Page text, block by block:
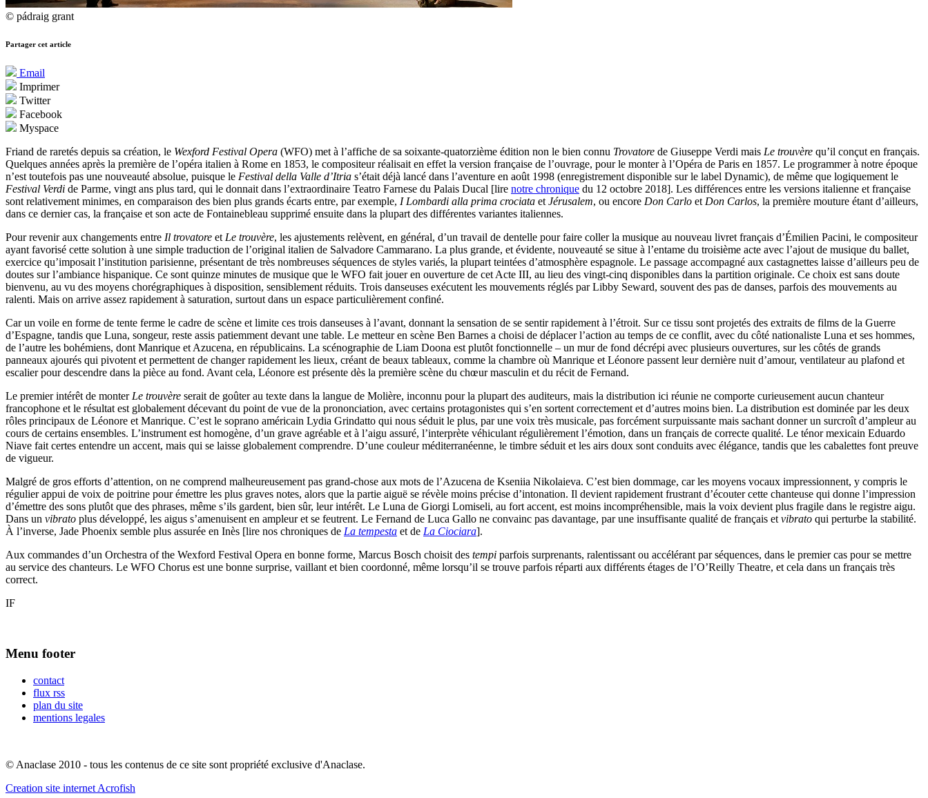
© pádraig grant
Partager cet article
Email
Imprimer
Twitter
Facebook
Myspace
Friand de raretés depuis sa création, le Wexford Festival Opera (WFO) met à l’affiche de sa soixante-quatorzième édition non le bien connu Trovatore de Giuseppe Verdi mais Le trouvère qu’il conçut en français.
Quelques années après la première de l’opéra italien à Rome en 1853, le compositeur réalisait en effet la version française de l’ouvrage, pour le monter à l’Opéra de Paris en 1857. Le programmer à notre époque
n’est toutefois pas une nouveauté absolue, puisque le Festival della Valle d’Itria s’était déjà lancé dans l’aventure en août 1998 (enregistrement disponible sur le label Dynamic), de même que logiquement le
Festival Verdi de Parme, vingt ans plus tard, qui le donnait dans l’extraordinaire Teatro Farnese du Palais Ducal [lire notre chronique du 12 octobre 2018]. Les différences entre les versions italienne et française
sont relativement minimes, en comparaison des bien plus grands écarts entre, par exemple, I Lombardi alla prima crociata et Jérusalem, ou encore Don Carlo et Don Carlos, la première mouture étant d’ailleurs,
dans ce dernier cas, la française et son acte de Fontainebleau supprimé ensuite dans la plupart des différentes variantes italiennes.
Pour revenir aux changements entre Il trovatore et Le trouvère, les ajustements relèvent, en général, d’un travail de dentelle pour faire coller la musique au nouveau livret français d’Émilien Pacini, le compositeur
ayant favorisé cette solution à une simple traduction de l’original italien de Salvadore Cammarano. La plus grande, et évidente, nouveauté se situe à l’entame du troisième acte avec l’ajout de musique du ballet,
exercice qu’imposait l’institution parisienne, présentant de très nombreuses séquences de styles variés, la plupart teintées d’atmosphère espagnole. Le passage accompagné aux castagnettes laisse d’ailleurs peu de
doutes sur l’ambiance hispanique. Ce sont quinze minutes de musique que le WFO fait jouer en ouverture de cet Acte III, au lieu des vingt-cinq disponibles dans la partition originale. Ce choix est sans doute
bienvenu, au vu des moyens chorégraphiques à disposition, sensiblement réduits. Trois danseuses exécutent les mouvements réglés par Libby Seward, souvent des pas de danses, parfois des mouvements au
ralenti. Mais on arrive assez rapidement à saturation, surtout dans un espace particulièrement confiné.
Car un voile en forme de tente ferme le cadre de scène et limite ces trois danseuses à l’avant, donnant la sensation de se sentir rapidement à l’étroit. Sur ce tissu sont projetés des extraits de films de la Guerre
d’Espagne, tandis que Luna, songeur, reste assis patiemment devant une table. Le metteur en scène Ben Barnes a choisi de déplacer l’action au temps de ce conflit, avec du côté nationaliste Luna et ses hommes,
de l’autre les bohémiens, dont Manrique et Azucena, en républicains. La scénographie de Liam Doona est plutôt fonctionnelle – un mur de fond décrépi avec plusieurs ouvertures, sur les côtés de grands
panneaux ajourés qui pivotent et permettent de changer rapidement les lieux, créant de beaux tableaux, comme la chambre où Manrique et Léonore passent leur dernière nuit d’amour, ventilateur au plafond et
escalier pour descendre dans la pièce au fond. Avant cela, Léonore est présente dès la première scène du chœur masculin et du récit de Fernand.
Le premier intérêt de monter Le trouvère serait de goûter au texte dans la langue de Molière, inconnu pour la plupart des auditeurs, mais la distribution ici réunie ne comporte curieusement aucun chanteur
francophone et le résultat est globalement décevant du point de vue de la prononciation, avec certains protagonistes qui s’en sortent correctement et d’autres moins bien. La distribution est dominée par les deux
rôles principaux de Léonore et Manrique. C’est le soprano américain Lydia Grindatto qui nous séduit le plus, par une voix très musicale, pas forcément surpuissante mais sachant donner un surcroît d’ampleur au
cours de certains ensembles. L’instrument est homogène, d’un grave agréable et à l’aigu assuré, l’interprète véhiculant régulièrement l’émotion, dans un français de correcte qualité. Le ténor mexicain Eduardo
Niave fait certes entendre un accent, mais qui se laisse globalement comprendre. D’une couleur méditerranéenne, le timbre séduit et les airs doux sont conduits avec élégance, tandis que les cabalettes font preuve
de vigueur.
Malgré de gros efforts d’attention, on ne comprend malheureusement pas grand-chose aux mots de l’Azucena de Kseniia Nikolaieva. C’est bien dommage, car les moyens vocaux impressionnent, y compris le
régulier appui de voix de poitrine pour émettre les plus graves notes, alors que la partie aiguë se révèle moins précise d’intonation. Il devient rapidement frustrant d’écouter cette chanteuse qui donne l’impression
d’émettre des sons plutôt que des phrases, même s’ils gardent, bien sûr, leur intérêt. Le Luna de Giorgi Lomiseli, au fort accent, est moins incompréhensible, mais la voix devient plus fragile dans le registre aigu.
Dans un vibrato plus développé, les aigus s’amenuisent en ampleur et se feutrent. Le Fernand de Luca Gallo ne convainc pas davantage, par une insuffisante qualité de français et vibrato qui perturbe la stabilité.
À l’inverse, Jade Phoenix semble plus assurée en Inès [lire nos chroniques de La tempesta et de La Ciociara].
Aux commandes d’un Orchestra of the Wexford Festival Opera en bonne forme, Marcus Bosch choisit des tempi parfois surprenants, ralentissant ou accélérant par séquences, dans le premier cas pour se mettre
au service des chanteurs. Le WFO Chorus est une bonne surprise, vaillant et bien coordonné, même lorsqu’il se trouve parfois réparti aux différents étages de l’O’Reilly Theatre, et cela dans un français très
correct.
IF
Menu footer
contact
flux rss
plan du site
mentions legales
© Anaclase 2010 - tous les contenus de ce site sont propriété exclusive d'Anaclase.
Creation site internet Acrofish